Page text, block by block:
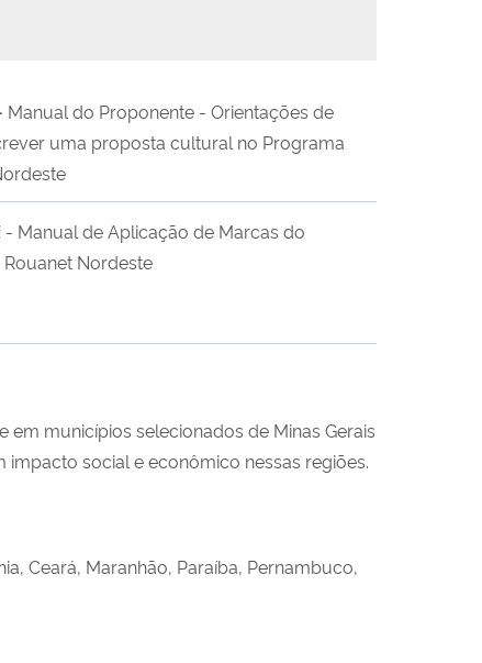
Manual do Proponente - Orientações de
uma proposta cultural no Programa
- Manual de Aplicação de Marcas do
Nordeste
municípios selecionados de Minas Gerais
social e econômico nessas regiões.
Ceará, Maranhão, Paraíba, Pernambuco,